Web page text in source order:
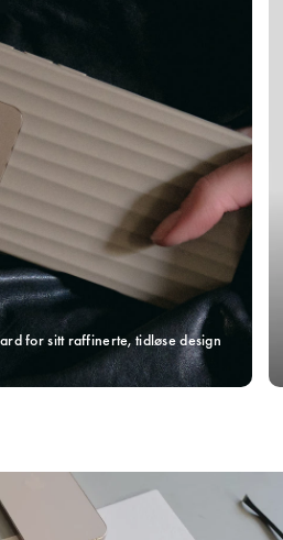
for sitt raffinerte, tidløse design